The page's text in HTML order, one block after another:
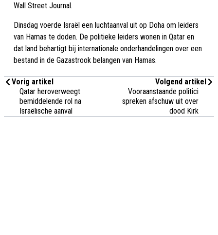
Wall Street Journal.
Dinsdag voerde Israël een luchtaanval uit op Doha om leiders
van Hamas te doden. De politieke leiders wonen in Qatar en
dat land behartigt bij internationale onderhandelingen over een
bestand in de Gazastrook belangen van Hamas.
Vorig artikel
Qatar heroverweegt
bemiddelende rol na
Israëlische aanval
Volgend artikel
Vooraanstaande politici
spreken afschuw uit over
dood Kirk